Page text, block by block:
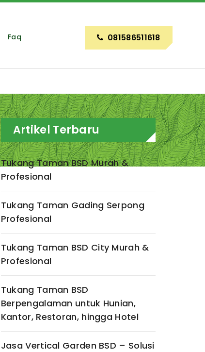
081586511618
Faq
Artikel Terbaru
Tukang Taman BSD Murah &
Profesional
Tukang Taman Gading Serpong
Profesional
Tukang Taman BSD City Murah &
Profesional
Tukang Taman BSD
Berpengalaman untuk Hunian,
Kantor, Restoran, hingga Hotel
Jasa Vertical Garden BSD – Solusi